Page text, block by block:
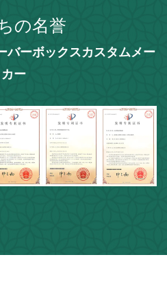
の名誉
バーボックスカスタムメー
カー